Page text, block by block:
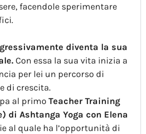
facendole sperimentare
diventa la sua
Con essa la sua vita inizia a
per lei un percorso di
di crescita.
al primo Teacher Training
di Ashtanga Yoga con Elena
al quale ha l’opportunità di